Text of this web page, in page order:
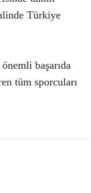
Türkiye
başarıda
tüm sporcuları